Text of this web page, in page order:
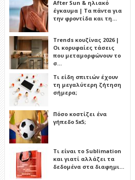
After Sun & ηλιακό
έγκαυμα | Τα πάντα για
την φροντίδα και τη…
Trends κουζίνας 2026 |
Οι κορυφαίες τάσεις
που μεταμορφώνουν το
σ…
Τι είδη σπιτιών έχουν
τη μεγαλύτερη ζήτηση
σήμερα;
Πόσο κοστίζει ένα
γήπεδο 5x5;
Τι είναι το Sublimation
και γιατί αλλάζει τα
δεδομένα στα διαφημι…